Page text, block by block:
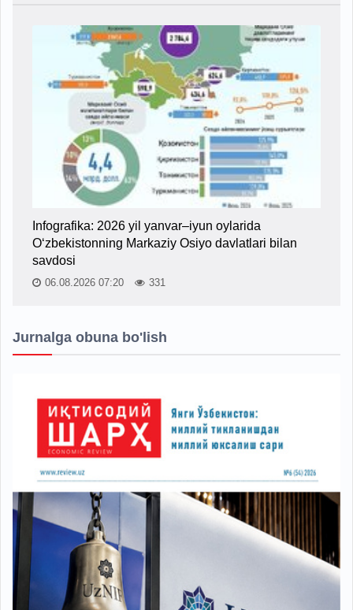
Infografika: 2026 yil yanvar–iyun oylarida
O‘zbekistonning Markaziy Osiyo davlatlari bilan
savdosi
06.08.2026 07:20 331
Jurnalga obuna bo'lish